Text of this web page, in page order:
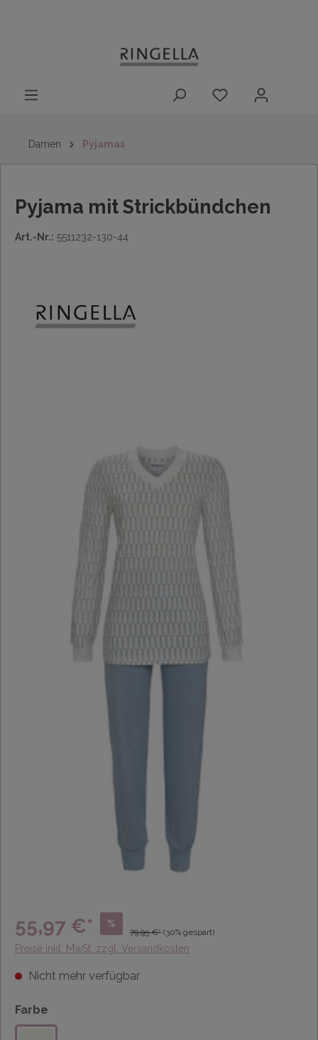
Damen Pyjamas
Pyjama mit Strickbündchen
Art.-Nr.: 5511232-130-44
55,97 €* %
79,95 €* (30% gespart)
Preise inkl. MwSt. zzgl. Versandkosten
Nicht mehr verfügbar
Farbe